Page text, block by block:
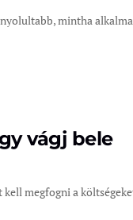
mintha
vágj bele
megfogni a